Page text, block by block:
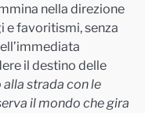
nella direzione
e favoritismi, senza
il destino delle
alla strada con le
il mondo che gira